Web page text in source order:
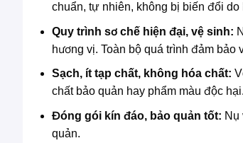
chuẩn, tự nhiên, không bị biến đổi do
Quy trình sơ chế hiện đại, vệ sinh:
hương vị. Toàn bộ quá trình đảm bảo
Sạch, ít tạp chất, không hóa chất:
chất bảo quản hay phẩm màu độc hại.
Đóng gói kín đáo, bảo quản tốt: Nụ
quản.